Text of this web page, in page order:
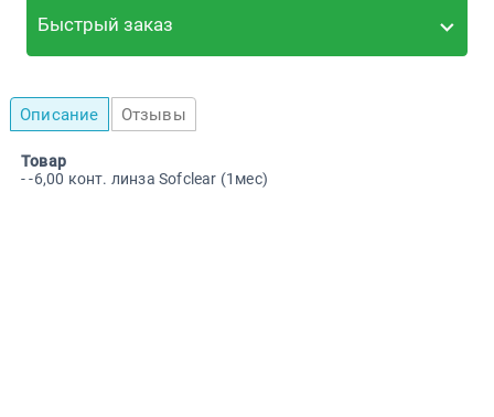
Быстрый заказ
Описание Отзывы
Товар
- -6,00 конт. линза Sofclear (1мес)